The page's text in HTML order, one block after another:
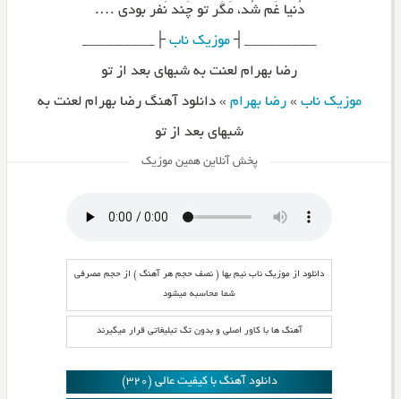
دُنیا غَم شُد، مَگَر تو چَند نَفر بودی ….
_________┤موزیک ناب├_________
رضا بهرام لعنت به شبهای بعد از تو
موزیک ناب »رضا بهرام »دانلود آهنگ رضا بهرام لعنت به
شبهای بعد از تو
پخش آنلاین همین موزیک
دانلود از موزیک ناب نیم بها ( نصف حجم هر آهنگ ) از حجم مصرفی
شما محاسبه میشود
آهنگ ها با کاور اصلی و بدون تگ تبلیغاتی قرار میگیرند
دانلود آهنگ با کیفیت عالی (320)